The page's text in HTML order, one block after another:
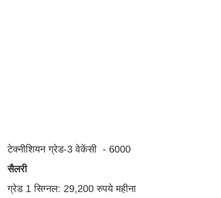
टेक्नीशियन ग्रेड-3 वेकेंसी - 6000
सैलरी
ग्रेड 1 सिग्नल: 29,200 रुपये महीना